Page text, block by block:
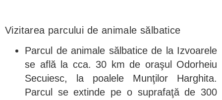
Vizitarea parcului de animale sălbatice
Parcul de animale sălbatice de la Izvoarele
se află la cca. 30 km de oraşul Odorheiu
Secuiesc, la poalele Munţilor Harghita.
Parcul se extinde pe o suprafaţă de 300